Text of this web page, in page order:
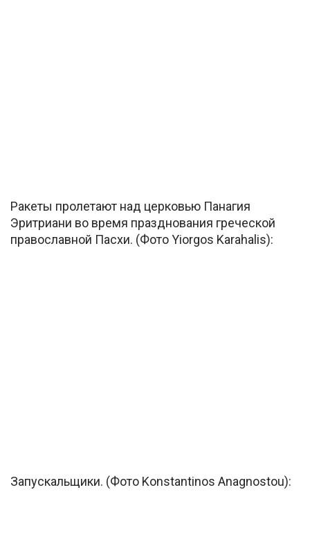
Ракеты пролетают над церковью Панагия
Эритриани во время празднования греческой
православной Пасхи. (Фото Yiorgos Karahalis):
Запускальщики. (Фото Konstantinos Anagnostou):